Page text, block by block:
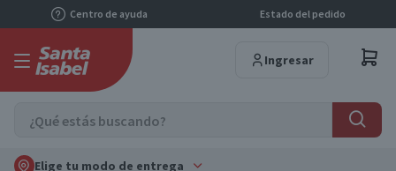
Centro de ayuda Estado del pedido
Ingresar
Elige tu modo de entrega